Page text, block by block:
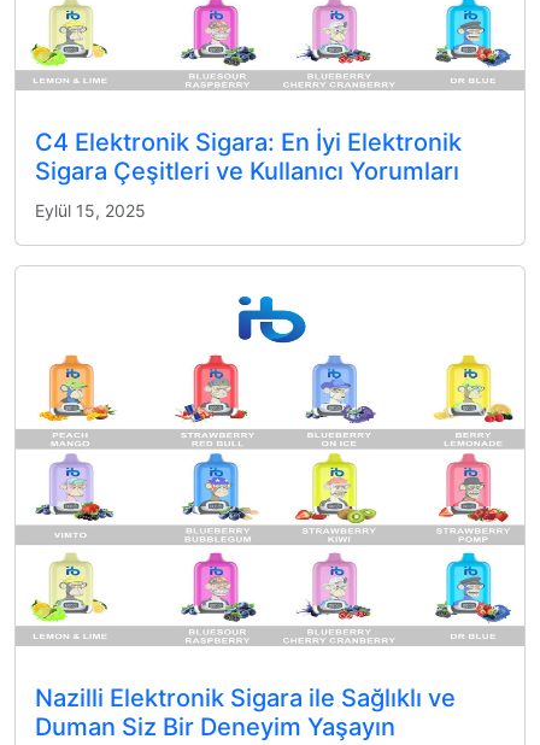
C4 Elektronik Sigara: En İyi Elektronik
Sigara Çeşitleri ve Kullanıcı Yorumları
Eylül 15, 2025
Nazilli Elektronik Sigara ile Sağlıklı ve
Duman Siz Bir Deneyim Yaşayın